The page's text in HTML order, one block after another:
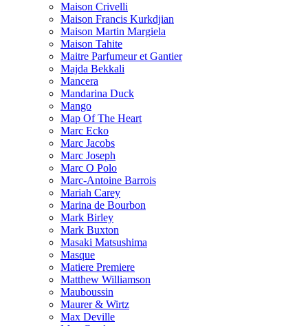
Maison Crivelli
Maison Francis Kurkdjian
Maison Martin Margiela
Maison Tahite
Maitre Parfumeur et Gantier
Majda Bekkali
Mancera
Mandarina Duck
Mango
Map Of The Heart
Marc Ecko
Marc Jacobs
Marc Joseph
Marc O Polo
Marc-Antoine Barrois
Mariah Carey
Marina de Bourbon
Mark Birley
Mark Buxton
Masaki Matsushima
Masque
Matiere Premiere
Matthew Williamson
Mauboussin
Maurer & Wirtz
Max Deville